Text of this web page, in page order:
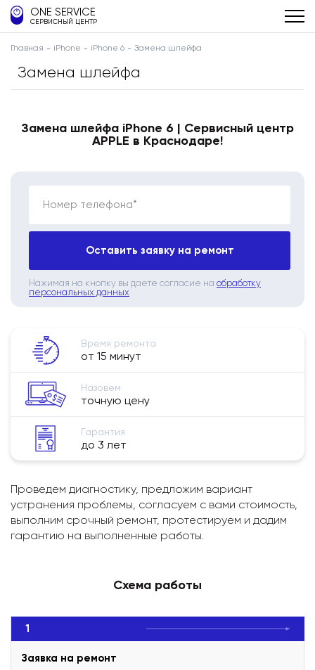
ONE SERVICE
СЕРВИСНЫЙ ЦЕНТР
Главная iPhone iPhone 6 Замена шлейфа
Замена шлейфа
Замена шлейфа iPhone 6 | Сервисный центр
APPLE в Краснодаре!
Номер телефона*
Оставить заявку на ремонт
Нажимая на кнопку вы даете согласие на обработку
персональных данных
Время ремонта
от 15 минут
Назовем
точную цену
Гарантия
до 3 лет
Проведем диагностику, предложим вариант
устранения проблемы, согласуем с вами стоимость,
выполним срочный ремонт, протестируем и дадим
гарантию на выполненные работы.
Схема работы
1
Заявка на ремонт